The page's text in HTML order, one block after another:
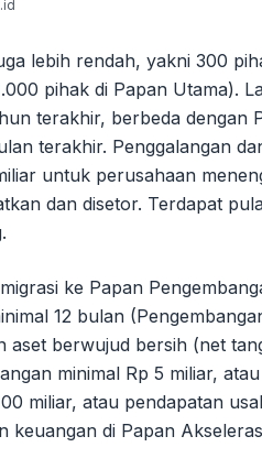
lebih rendah, yakni 300
pihak di Papan Utama).
terakhir, berbeda dengan
terakhir. Penggalangan
untuk perusahaan
dan disetor. Terdapat
ke Papan
12 bulan
aset berwujud bersih (net
minimal Rp 5 miliar,
miliar, atau pendapatan
keuangan di Papan